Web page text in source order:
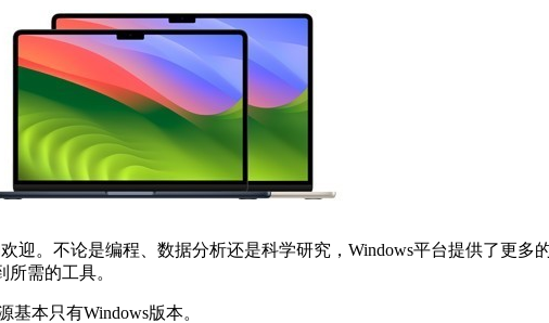
迎。不论是编程、数据分析还是科学研究，Windows平台提供了更
需的工具。
本只有Windows版本。